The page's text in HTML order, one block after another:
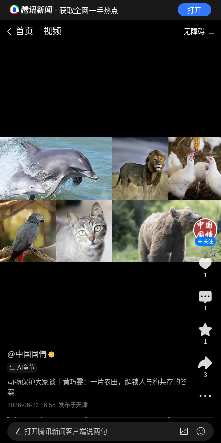
· 获取全网一手热点 打开
首页 视频 无障碍
@中国国情
AI章节
动物保护大家谈｜黄巧雯：一片农田，解锁人与豹共存的答
案
2026-06-22 16:55 发布于天津
关注
1
1
1
3
打开腾讯新闻客户端说两句